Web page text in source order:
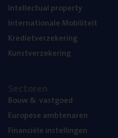
Intel­lec­tu­al property
Inter­na­ti­o­na­le Mobiliteit
Kre­diet­ver­ze­ke­ring
Kunst­ver­ze­ke­ring
Bouw& vastgoed
Euro­pe­se ambtenaren
Finan­ci­ë­le instellingen